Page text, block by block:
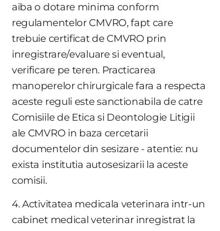
aiba o dotare minima conform
regulamentelor CMVRO, fapt care
trebuie certificat de CMVRO prin
inregistrare/evaluare si eventual,
verificare pe teren. Practicarea
manoperelor chirurgicale fara a respecta
aceste reguli este sanctionabila de catre
Comisiile de Etica si Deontologie Litigii
ale CMVRO in baza cercetarii
documentelor din sesizare - atentie: nu
exista institutia autosesizarii la aceste
comisii.
4. Activitatea medicala veterinara intr-un
cabinet medical veterinar inregistrat la